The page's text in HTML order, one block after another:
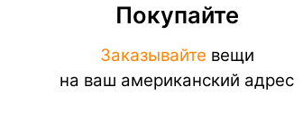
Покупайте
Заказывайте вещи
на ваш американский адрес